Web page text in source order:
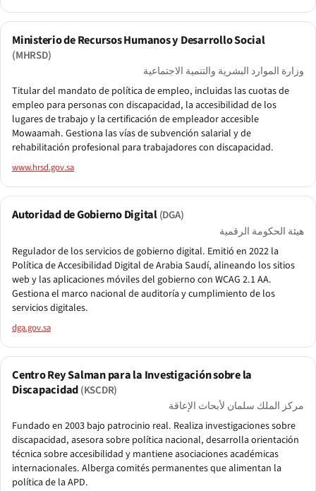
Ministerio de Recursos Humanos y Desarrollo Social
(MHRSD)
وزارة الموارد البشرية والتنمية الاجتماعية
Titular del mandato de política de empleo, incluidas las cuotas de
empleo para personas con discapacidad, la accesibilidad de los
lugares de trabajo y la certificación de empleador accesible
Mowaamah. Gestiona las vías de subvención salarial y de
rehabilitación profesional para trabajadores con discapacidad.
www.hrsd.gov.sa
Autoridad de Gobierno Digital(DGA)
هيئة الحكومة الرقمية
Regulador de los servicios de gobierno digital. Emitió en 2022 la
Política de Accesibilidad Digital de Arabia Saudí, alineando los sitios
web y las aplicaciones móviles del gobierno con WCAG 2.1 AA.
Gestiona el marco nacional de auditoría y cumplimiento de los
servicios digitales.
dga.gov.sa
Centro Rey Salman para la Investigación sobre la
Discapacidad(KSCDR)
مركز الملك سلمان لأبحاث الإعاقة
Fundado en 2003 bajo patrocinio real. Realiza investigaciones sobre
discapacidad, asesora sobre política nacional, desarrolla orientación
técnica sobre accesibilidad y mantiene asociaciones académicas
internacionales. Alberga comités permanentes que alimentan la
política de la APD.